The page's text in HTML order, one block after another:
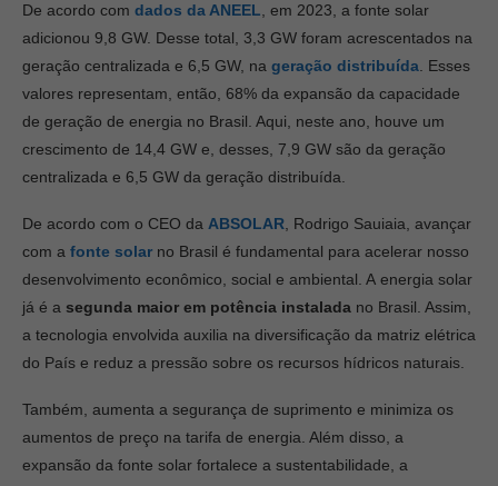
De acordo com dados da ANEEL, em 2023, a fonte solar
adicionou 9,8 GW. Desse total, 3,3 GW foram acrescentados na
geração centralizada e 6,5 GW, na geração distribuída. Esses
valores representam, então, 68% da expansão da capacidade
de geração de energia no Brasil. Aqui, neste ano, houve um
crescimento de 14,4 GW e, desses, 7,9 GW são da geração
centralizada e 6,5 GW da geração distribuída.
De acordo com o CEO da ABSOLAR, Rodrigo Sauiaia, avançar
com a fonte solar no Brasil é fundamental para acelerar nosso
desenvolvimento econômico, social e ambiental. A energia solar
já é a segunda maior em potência instalada no Brasil. Assim,
a tecnologia envolvida auxilia na diversificação da matriz elétrica
do País e reduz a pressão sobre os recursos hídricos naturais.
Também, aumenta a segurança de suprimento e minimiza os
aumentos de preço na tarifa de energia. Além disso, a
expansão da fonte solar fortalece a sustentabilidade, a